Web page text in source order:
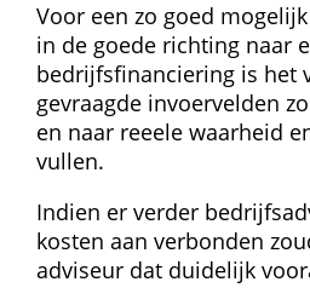
Voor een zo goed
in de goede richting naar
bedrijfsfinanciering is het
gevraagde invoervelden
en naar reeele waarheid
vullen.
Indien er verder
kosten aan verbonden
adviseur dat duidelijk